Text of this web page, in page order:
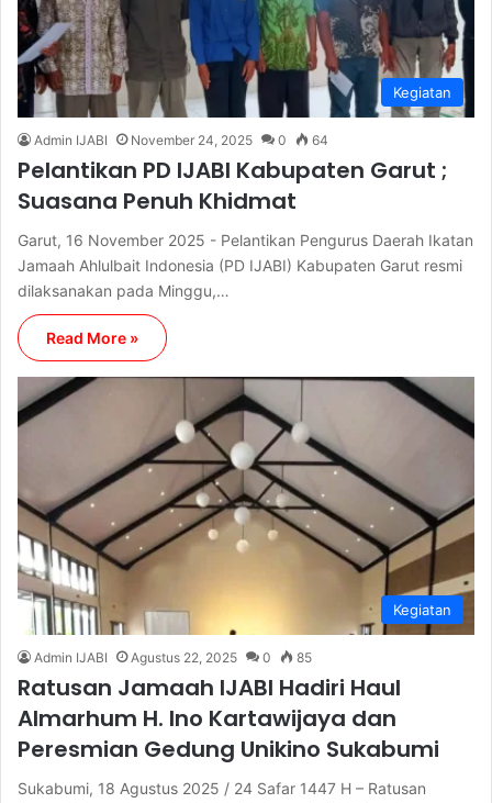
Kegiatan
Admin IJABI November 24, 2025 0 64
Pelantikan PD IJABI Kabupaten Garut ;
Suasana Penuh Khidmat
Garut, 16 November 2025 - Pelantikan Pengurus Daerah Ikatan
Jamaah Ahlulbait Indonesia (PD IJABI) Kabupaten Garut resmi
dilaksanakan pada Minggu,…
Read More »
Kegiatan
Admin IJABI Agustus 22, 2025 0 85
Ratusan Jamaah IJABI Hadiri Haul
Almarhum H. Ino Kartawijaya dan
Peresmian Gedung Unikino Sukabumi
Sukabumi, 18 Agustus 2025 / 24 Safar 1447 H – Ratusan